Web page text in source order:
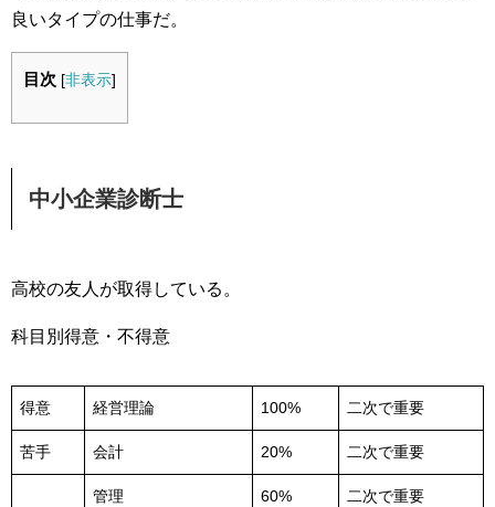
良いタイプの仕事だ。
目次 [非表示]
中小企業診断士
高校の友人が取得している。
科目別得意・不得意
得意 経営理論 100% 二次で重要
苦手 会計 20% 二次で重要
管理 60% 二次で重要